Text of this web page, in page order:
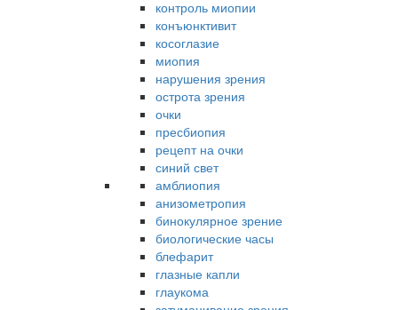
контроль миопии
конъюнктивит
косоглазие
миопия
нарушения зрения
острота зрения
очки
пресбиопия
рецепт на очки
синий свет
амблиопия
анизометропия
бинокулярное зрение
биологические часы
блефарит
глазные капли
глаукома